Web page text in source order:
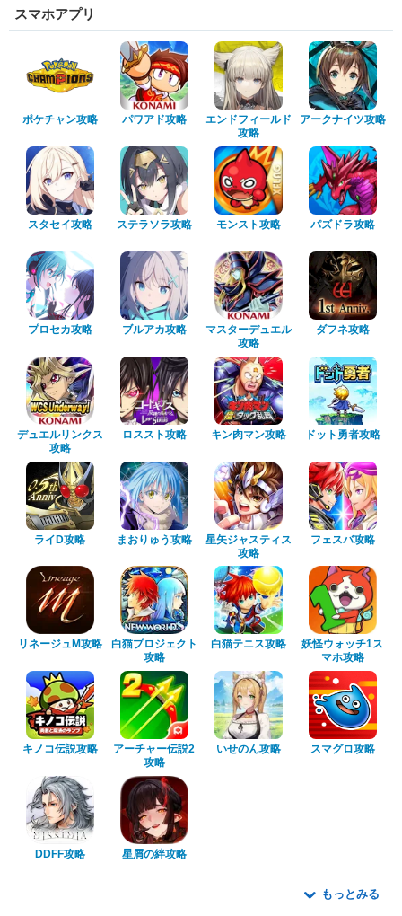
スマホアプリ
ポケチャン攻略 パワアド攻略
エンドフィールド
攻略
アークナイツ攻略
スタセイ攻略 ステラソラ攻略 モンスト攻略 パズドラ攻略
プロセカ攻略 ブルアカ攻略
マスターデュエル
攻略
ダフネ攻略
デュエルリンクス
攻略
ロススト攻略 キン肉マン攻略 ドット勇者攻略
ライD攻略 まおりゅう攻略
星矢ジャスティス
攻略
フェスバ攻略
リネージュM攻略
白猫プロジェクト
攻略
白猫テニス攻略
妖怪ウォッチ1ス
マホ攻略
キノコ伝説攻略
アーチャー伝説2
攻略
いせのん攻略 スマグロ攻略
DDFF攻略 星屑の絆攻略
もっとみる